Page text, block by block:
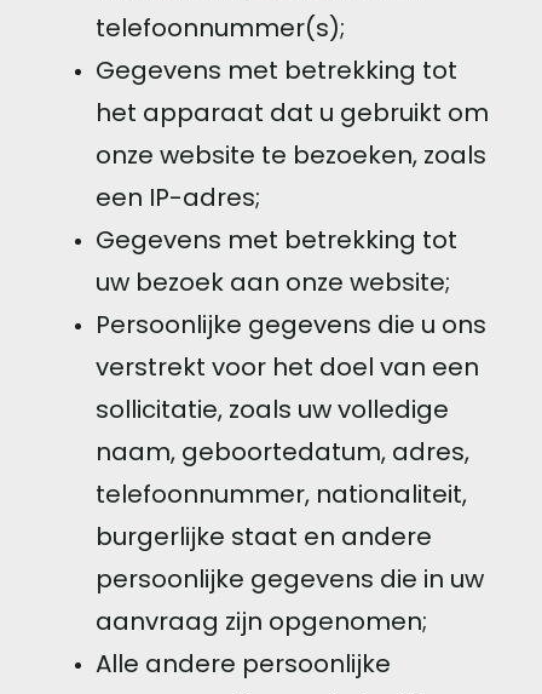
telefoonnummer(s);
Gegevens met betrekking tot
het apparaat dat u gebruikt om
onze website te bezoeken, zoals
een IP-adres;
Gegevens met betrekking tot
uw bezoek aan onze website;
Persoonlijke gegevens die u ons
verstrekt voor het doel van een
sollicitatie, zoals uw volledige
naam, geboortedatum, adres,
telefoonnummer, nationaliteit,
burgerlijke staat en andere
persoonlijke gegevens die in uw
aanvraag zijn opgenomen;
Alle andere persoonlijke